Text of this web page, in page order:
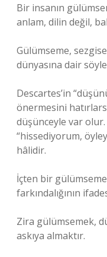
Bir insanın
anlam, dilin değil,
Gülümseme,
dünyasına dair
Descartes’in
önermesini
düşünceyle var
“hissediyorum,
hâlidir.
İçten bir
farkındalığının
Zira gülümsemek,
askıya almaktır.